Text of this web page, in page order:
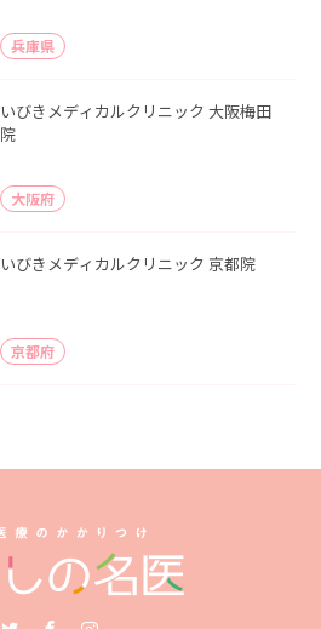
兵庫県
いびきメディカルクリニック 大阪梅田
院
大阪府
いびきメディカルクリニック 京都院
京都府